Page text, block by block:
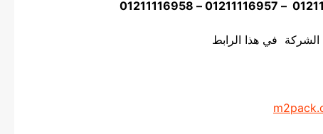
الشركة في هذا الرابط